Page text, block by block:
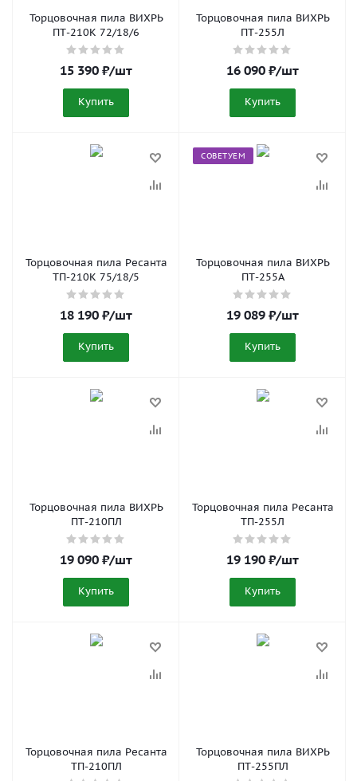
Торцовочная пила ВИХРЬ
ПТ-210К 72/18/6
15 390 ₽/шт
Купить
Торцовочная пила ВИХРЬ
ПТ-255Л
16 090 ₽/шт
Купить
Торцовочная пила Ресанта
ТП-210К 75/18/5
18 190 ₽/шт
Купить
СОВЕТУЕМ
Торцовочная пила ВИХРЬ
ПТ-255А
19 089 ₽/шт
Купить
Торцовочная пила ВИХРЬ
ПТ-210ПЛ
19 090 ₽/шт
Купить
Торцовочная пила Ресанта
ТП-255Л
19 190 ₽/шт
Купить
Торцовочная пила Ресанта
ТП-210ПЛ
Торцовочная пила ВИХРЬ
ПТ-255ПЛ